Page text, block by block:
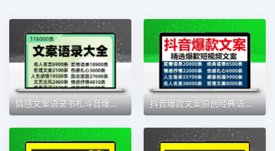
情感文案语录书札斗音爆款生活兴趣文案高手情感古风段子治愈素材 抖音爆款文案原创经典语录扎心搞笑段子内涵励志情感呼内涵段子